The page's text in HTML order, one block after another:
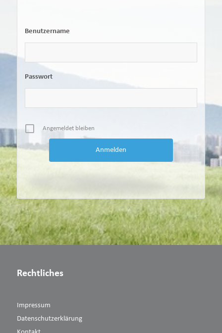
Benutzername
Passwort
Angemeldet bleiben
Rechtliches
Impressum
Datenschutzerklärung